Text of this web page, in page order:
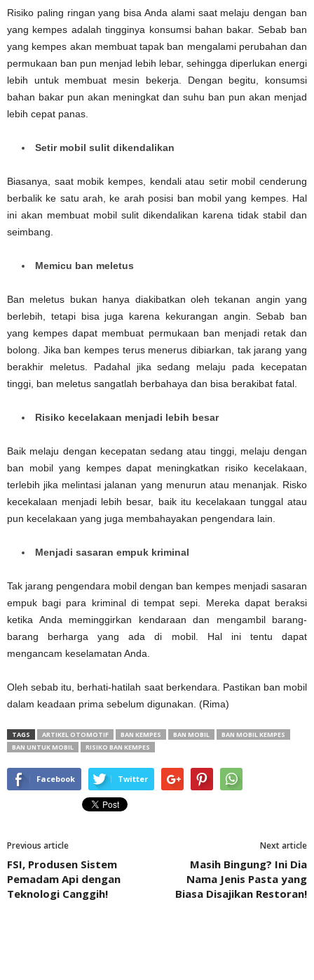
Risiko paling ringan yang bisa Anda alami saat melaju dengan ban
yang kempes adalah tingginya konsumsi bahan bakar. Sebab ban
yang kempes akan membuat tapak ban mengalami perubahan dan
permukaan ban pun menjad lebih lebar, sehingga diperlukan energi
lebih untuk membuat mesin bekerja. Dengan begitu, konsumsi
bahan bakar pun akan meningkat dan suhu ban pun akan menjad
lebih cepat panas.
Setir mobil sulit dikendalikan
Biasanya, saat mobik kempes, kendali atau setir mobil cenderung
berbalik ke satu arah, ke arah posisi ban mobil yang kempes. Hal
ini akan membuat mobil sulit dikendalikan karena tidak stabil dan
seimbang.
Memicu ban meletus
Ban meletus bukan hanya diakibatkan oleh tekanan angin yang
berlebih, tetapi bisa juga karena kekurangan angin. Sebab ban
yang kempes dapat membuat permukaan ban menjadi retak dan
bolong. Jika ban kempes terus menerus dibiarkan, tak jarang yang
berakhir meletus. Padahal jika sedang melaju pada kecepatan
tinggi, ban meletus sangatlah berbahaya dan bisa berakibat fatal.
Risiko kecelakaan menjadi lebih besar
Baik melaju dengan kecepatan sedang atau tinggi, melaju dengan
ban mobil yang kempes dapat meningkatkan risiko kecelakaan,
terlebih jika melintasi jalanan yang menurun atau menanjak. Risko
kecekalaan menjadi lebih besar, baik itu kecelakaan tunggal atau
pun kecelakaan yang juga membahayakan pengendara lain.
Menjadi sasaran empuk kriminal
Tak jarang pengendara mobil dengan ban kempes menjadi sasaran
empuk bagi para kriminal di tempat sepi. Mereka dapat beraksi
ketika Anda meminggirkan kendaraan dan mengambil barang-
barang berharga yang ada di mobil. Hal ini tentu dapat
mengancam keselamatan Anda.
Oleh sebab itu, berhati-hatilah saat berkendara. Pastikan ban mobil
dalam keadaan prima sebelum digunakan. (Rima)
TAGS ARTIKEL OTOMOTIF BAN KEMPES BAN MOBIL
BAN MOBIL KEMPES
BAN UNTUK MOBIL
RISIKO BAN KEMPES
Facebook Twitter
Previous article
FSI, Produsen Sistem
Pemadam Api dengan
Teknologi Canggih!
Next article
Masih Bingung? Ini Dia
Nama Jenis Pasta yang
Biasa Disajikan Restoran!